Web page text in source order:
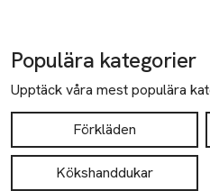
Populära kategorier
Upptäck våra mest populära
Förkläden
Kökshanddukar